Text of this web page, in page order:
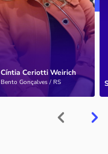
Cíntia Ceriotti Weirich
Bento Gonçalves / RS